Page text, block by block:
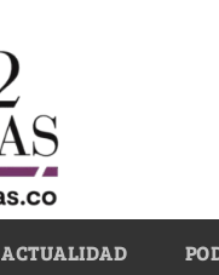
ACTUALIDAD